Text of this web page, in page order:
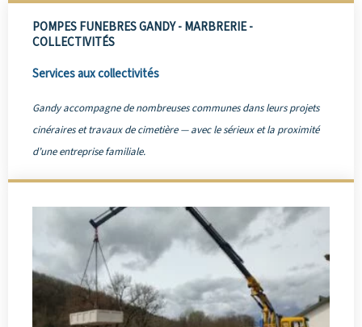
POMPES FUNEBRES GANDY - MARBRERIE -
COLLECTIVITÉS
Services aux collectivités
Gandy accompagne de nombreuses communes dans leurs projets
cinéraires et travaux de cimetière — avec le sérieux et la proximité
d’une entreprise familiale.